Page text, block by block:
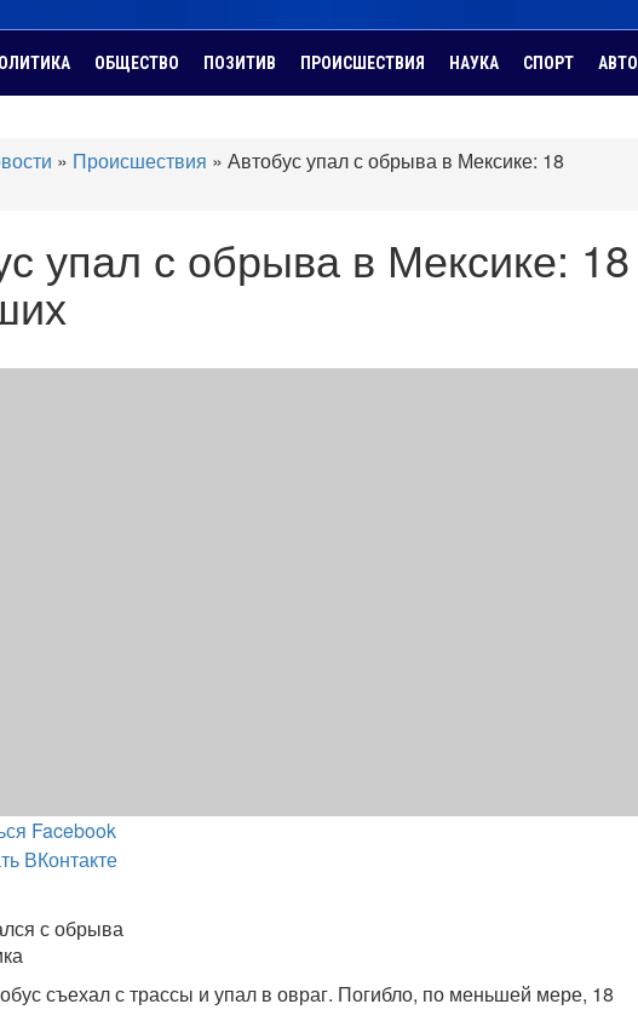
ОБЩЕСТВО ПОЗИТИВ ПРОИСШЕСТВИЯ НАУКА СПОРТ АВТО
» Происшествия » Автобус упал с обрыва в Мексике: 18
упал с обрыва в Мексике: 18
Facebook
ВКонтакте
с обрыва
съехал с трассы и упал в овраг. Погибло, по меньшей мере, 18